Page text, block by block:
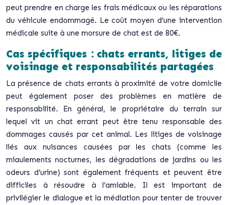
peut prendre en charge les frais médicaux ou les réparations
du véhicule endommagé. Le coût moyen d’une intervention
médicale suite à une morsure de chat est de 80€.
Cas spécifiques : chats errants, litiges de
voisinage et responsabilités partagées
La présence de chats errants à proximité de votre domicile
peut également poser des problèmes en matière de
responsabilité. En général, le propriétaire du terrain sur
lequel vit un chat errant peut être tenu responsable des
dommages causés par cet animal. Les litiges de voisinage
liés aux nuisances causées par les chats (comme les
miaulements nocturnes, les dégradations de jardins ou les
odeurs d’urine) sont également fréquents et peuvent être
difficiles à résoudre à l’amiable. Il est important de
privilégier le dialogue et la médiation pour tenter de trouver